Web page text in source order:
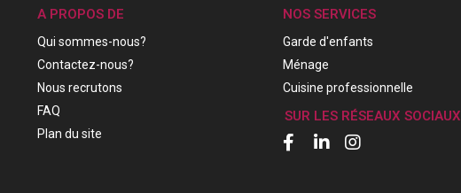
A PROPOS DE
Qui sommes-nous?
Contactez-nous?
Nous recrutons
FAQ
Plan du site
NOS SERVICES
Garde d'enfants
Ménage
Cuisine professionnelle
SUR LES RÉSEAUX SOCIAUX